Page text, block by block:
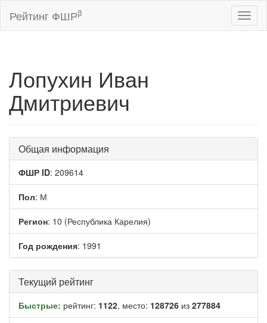
Рейтинг ФШРβ
Лопухин Иван
Дмитриевич
Общая информация
ФШР ID: 209614
Пол: М
Регион: 10 (Республика Карелия)
Год рождения: 1991
Текущий рейтинг
Быстрые: рейтинг: 1122, место: 128726 из 277884